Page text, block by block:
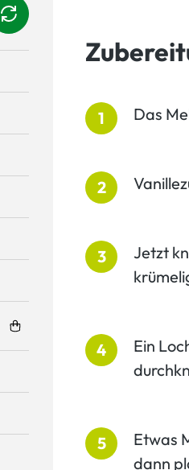
1 Das
2
3
Jetzt
4
Ein
5
Etwas
dann